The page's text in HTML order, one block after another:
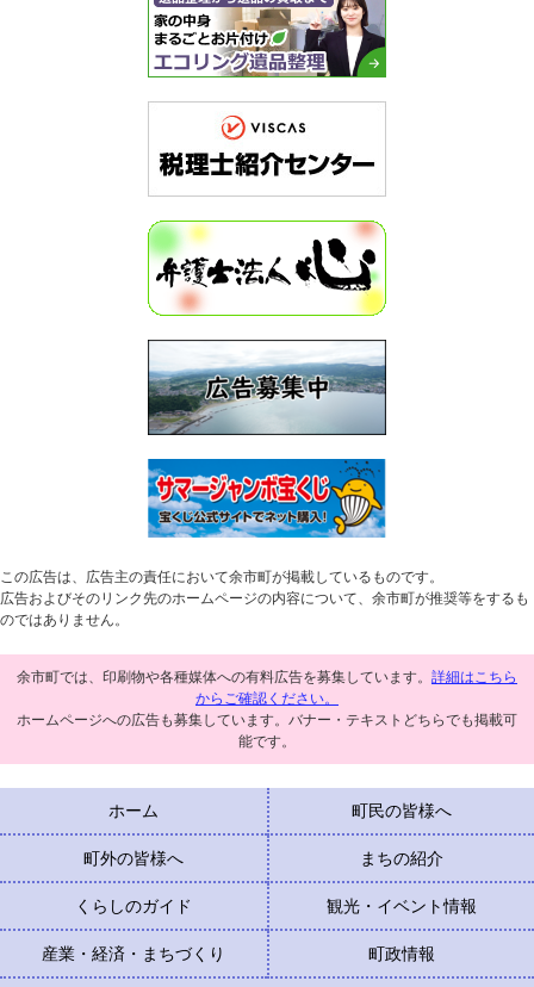
この広告は、広告主の責任において余市町が掲載しているものです。
広告およびそのリンク先のホームページの内容について、余市町が推奨等をするも
のではありません。
余市町では、印刷物や各種媒体への有料広告を募集しています。 詳細はこちら
からご確認ください。
ホームページへの広告も募集しています。バナー・テキストどちらでも掲載可
能です。
ホーム 町民の皆様へ
町外の皆様へ まちの紹介
くらしのガイド 観光・イベント情報
産業・経済・まちづくり 町政情報